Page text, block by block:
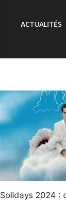
ACTUALITÉS
Solidays 2024 :